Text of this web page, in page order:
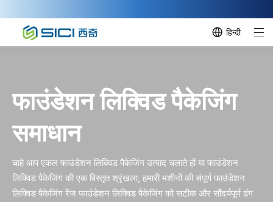
हिन्दी
फाउंडेशन लिक्विड पैकेजिंग
समाधान
चाहे आप एकल फाउंडेशन लिक्विड पैकेजिंग उत्पाद चलाते हों या फाउंडेशन
लिक्विड पैकेजिंग की एक विस्तृत श्रृंखला, हमारी मशीनों की संपूर्ण फाउंडेशन
लिक्विड पैकेजिंग रेंज फाउंडेशन लिक्विड पैकेजिंग को सटीक और सौंदर्यपूर्ण ढंग